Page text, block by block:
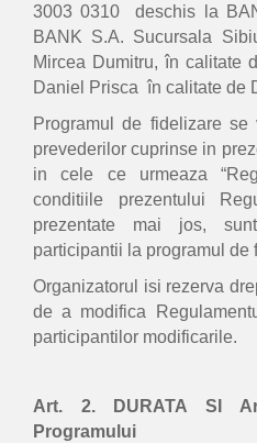
3003 0310 deschis la
BANK S.A. Sucursala
Mircea Dumitru, în calitate
Daniel Prisca în calitate de
Programul de fidelizare
prevederilor cuprinse in
in cele ce urmeaza
conditiile prezentului
prezentate mai jos,
participantii la programul de
Organizatorul isi rezerva
de a modifica
participantilor modificarile.
Art. 2. DURATA SI
Programului